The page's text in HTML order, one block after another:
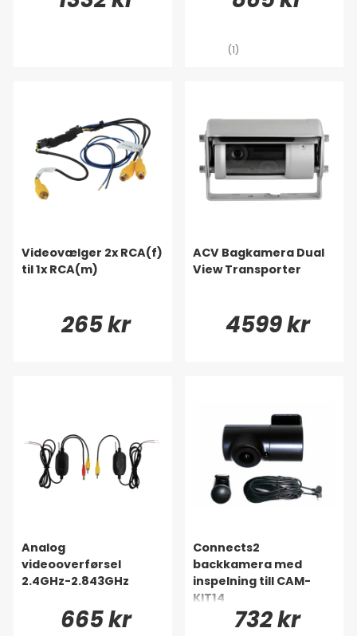
(1)
Videovælger 2x RCA(f)
til 1x RCA(m)
265 kr
ACV Bagkamera Dual
View Transporter
4599 kr
Analog
videooverførsel
2.4GHz-2.843GHz
665 kr
Connects2
backkamera med
inspelning till CAM-
KIT14
732 kr